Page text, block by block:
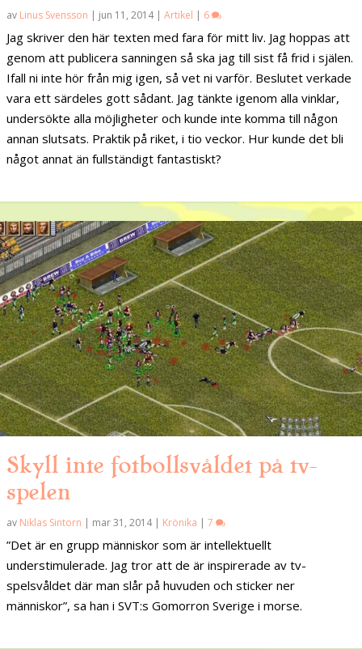
av Linus Svensson jun 11, 2014| Artikel 6
Jag skriver den här texten med fara för mitt liv. Jag hoppas att
genom att publicera sanningen så ska jag till sist få frid i själen.
Ifall ni inte hör från mig igen, så vet ni varför. Beslutet verkade
vara ett särdeles gott sådant. Jag tänkte igenom alla vinklar,
undersökte alla möjligheter och kunde inte komma till någon
annan slutsats. Praktik på riket, i tio veckor. Hur kunde det bli
något annat än fullständigt fantastiskt?
Skyll inte fotbollsvåldet på tv-
spelen
av Niklas Sintorn | mar 31, 2014| Krönika | 7
”Det är en grupp människor som är intellektuellt
understimulerade. Jag tror att de är inspirerade av tv-
spelsvåldet där man slår på huvuden och sticker ner
människor”, sa han i SVT:s Gomorron Sverige i morse.